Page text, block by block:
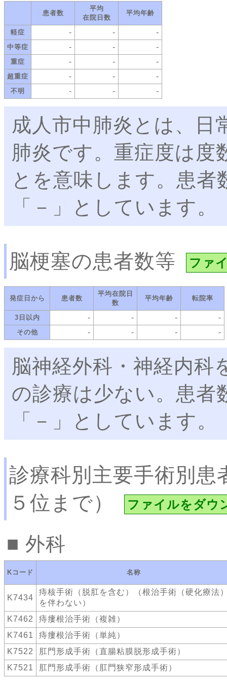
患者数
平均
在院日数
平均年齢
軽症 - - -
中等症 - - -
重症 - - -
超重症 - - -
不明 - - -
成人市中肺炎とは、日
肺炎です。重症度は度
とを意味します。患
「－」としています。
脳梗塞の患者数等 ファ
発症日から 患者数
平均在院日
数
平均年齢 転院率
3日以内 - - - -
その他 - - - -
脳神経外科・神経内科
の診療は少ない。患者
「－」としています。
診療科別主要手術別患
５位まで）
ファイルをダウ
外科
Kコード 名称
K7434
痔核手術（脱肛を含む）（根治手術（硬化療法
を伴わない）
K7462
痔瘻根治手術（複雑）
K7461
痔瘻根治手術（単純）
K7522
肛門形成手術（直腸粘膜脱形成手術）
K7521
肛門形成手術（肛門狭窄形成手術）